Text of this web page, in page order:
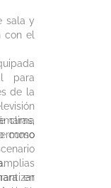
sala y
con el
para
de la
clima
en
como